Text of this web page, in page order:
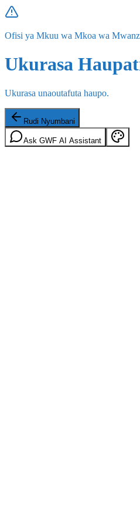
Ofisi ya Mkuu wa Mkoa wa
Ukurasa
Ukurasa unaoutafuta haupo.
Rudi Nyumbani
Ask GWF AI Assistant